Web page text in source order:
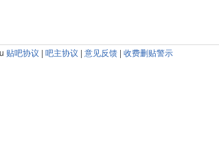
贴吧协议 | 吧主协议 | 意见反馈 | 收费删贴警示